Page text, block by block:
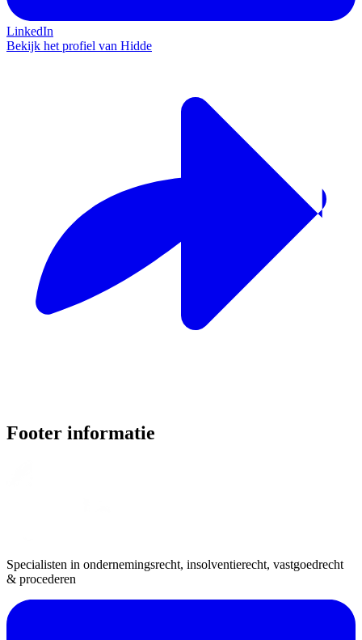
LinkedIn
Bekijk het profiel van Hidde
Footer informatie
Specialisten in ondernemingsrecht, insolventierecht, vastgoedrecht
& procederen